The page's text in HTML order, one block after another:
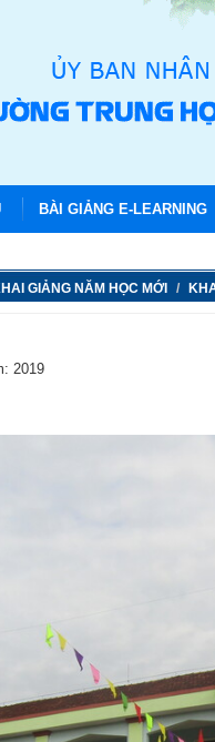
BÀI GIẢNG E-LEARNING
GIẢNG NĂM HỌC MỚI
2019